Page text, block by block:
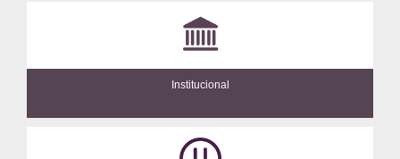
Institucional